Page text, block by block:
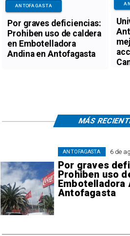
Por graves deficiencias:
Prohiben uso de caldera
en Embotelladora
Andina en Antofagasta
ANTOFAGASTA
6 de
Por graves
Prohiben uso
Embotelladora
Antofagasta
ANTOFAGASTA
MÁS